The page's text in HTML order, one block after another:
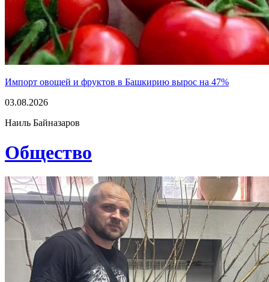
Импорт овощей и фруктов в Башкирию вырос на 47%
03.08.2026
Наиль Байназаров
Общество